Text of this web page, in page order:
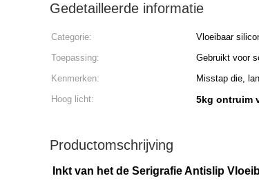
Gedetailleerde informatie
Categorie: Vloeibaar
Toepassing:
Gebruikt voor
Kenmerken:
Misstap die,
Hoog licht:
5kg ontruim
Productomschrijving
Inkt van het de Serigrafie Antislip